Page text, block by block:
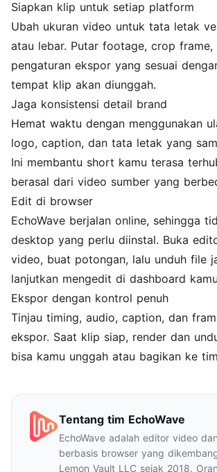
Siapkan klip untuk setiap platform
Ubah ukuran video untuk tata letak
atau lebar. Putar footage, crop frame,
pengaturan ekspor yang sesuai
tempat klip akan diunggah.
Jaga konsistensi detail brand
Hemat waktu dengan menggunakan
logo, caption, dan tata letak yang
Ini membantu short kamu terasa
berasal dari video sumber yang
Edit di browser
EchoWave berjalan online, sehingga
desktop yang perlu diinstal. Buka
video, buat potongan, lalu unduh file
lanjutkan mengedit di dashboard
Ekspor dengan kontrol penuh
Tinjau timing, audio, caption, dan
ekspor. Saat klip siap, render dan
bisa kamu unggah atau bagikan ke
Tentang tim EchoWave
EchoWave adalah editor video
berbasis browser yang
Lemon Vault LLC sejak 2018.